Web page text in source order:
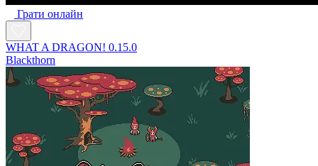
Грати онлайн
WHAT A DRAGON! 0.15.0
Blackthorn